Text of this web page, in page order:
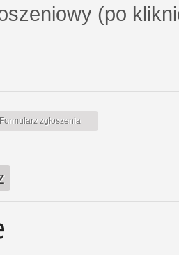
(po
zgłoszenia